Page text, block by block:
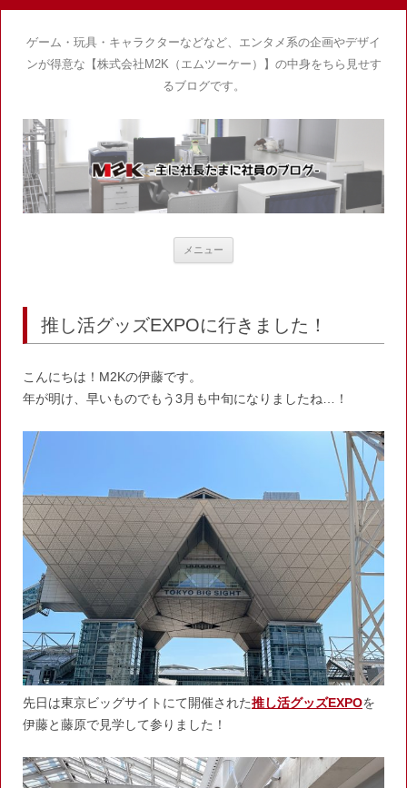
ゲーム・玩具・キャラクターなどなど、エンタメ系の企画やデザイ
ンが得意な【株式会社M2K（エムツーケー）】の中身をちら見せす
るブログです。
メニュー
ス
キ
ッ
推し活グッズEXPOに行きました！
こんにちは！M2Kの伊藤です。
年が明け、早いものでもう3月も中旬になりましたね…！
先日は東京ビッグサイトにて開催された推し活グッズEXPOを
伊藤と藤原で見学して参りました！